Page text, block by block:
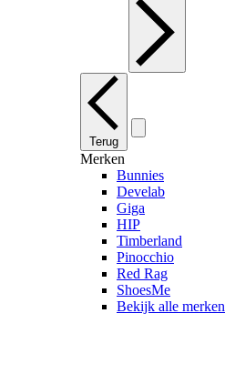
Terug
Merken
Bunnies
Develab
Giga
HIP
Timberland
Pinocchio
Red Rag
ShoesMe
Bekijk alle merken